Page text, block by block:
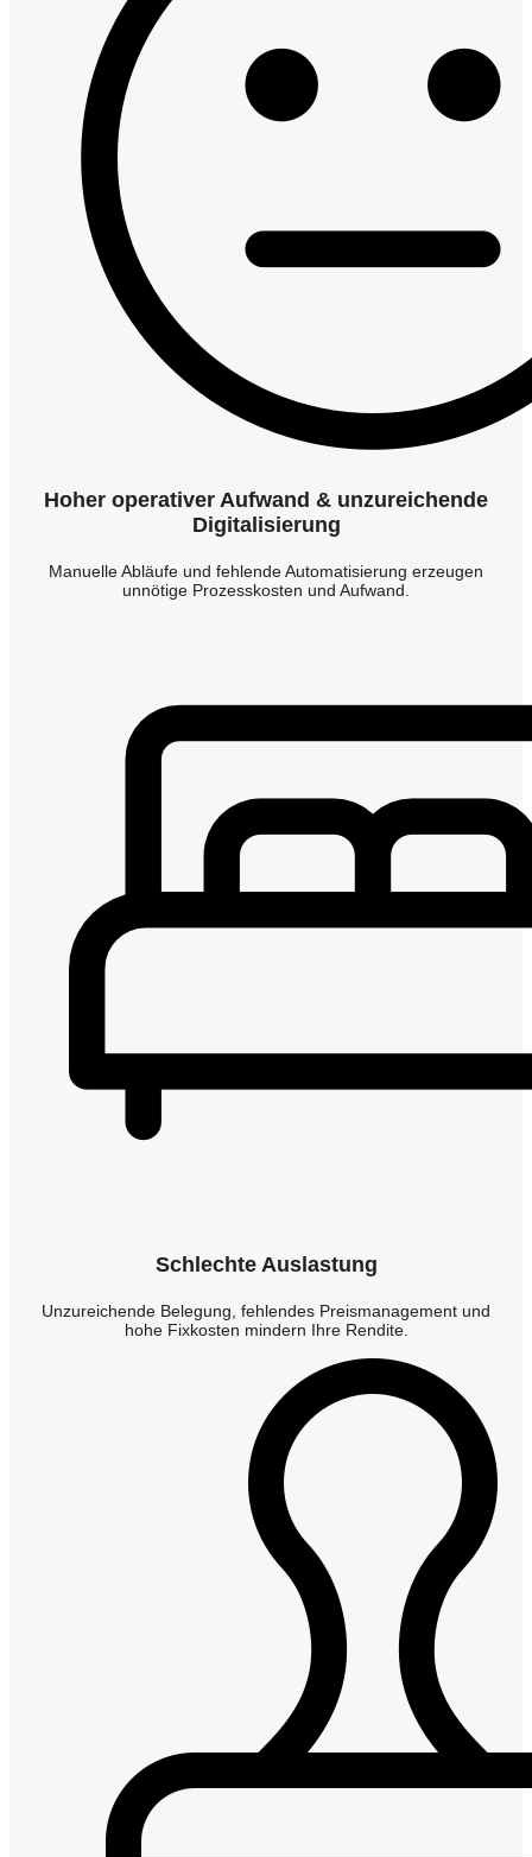
Hoher operativer Aufwand & unzureichende
Digitalisierung
Manuelle Abläufe und fehlende Automatisierung erzeugen
unnötige Prozesskosten und Aufwand.
Schlechte Auslastung
Unzureichende Belegung, fehlendes Preismanagement und
hohe Fixkosten mindern Ihre Rendite.